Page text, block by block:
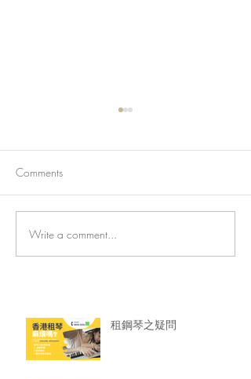
香港旺角琴倉直租🔥 初學
大師級一應具全
Comments
Write a comment...
租鋼琴之疑問